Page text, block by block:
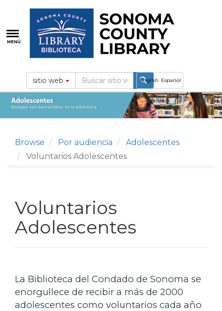
contenido
principal
MENÚ
English Español
sitio web
Browse Por audiencia
Adolescentes
Voluntarios Adolescentes
Voluntarios
Adolescentes
La Biblioteca del Condado de Sonoma se
enorgullece de recibir a más de 2000
adolescentes como voluntarios cada año